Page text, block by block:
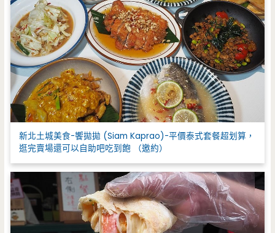
新北土城美食-饗拋拋 (Siam Kaprao)-平價泰式套餐超划算，
逛完賣場還可以自助吧吃到飽 （邀約）